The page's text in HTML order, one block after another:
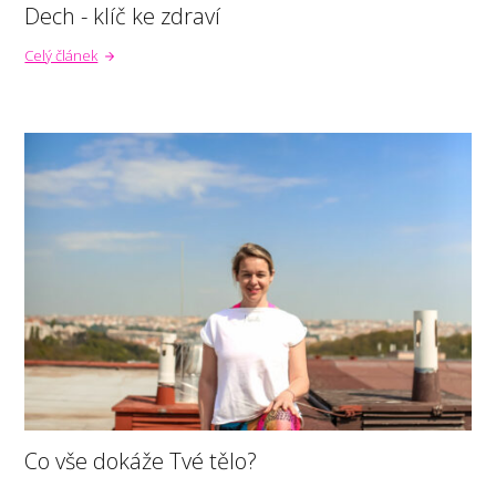
Dech - klíč ke zdraví
Celý článek
Co vše dokáže Tvé tělo?